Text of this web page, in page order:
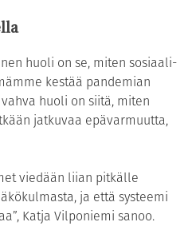
huoli on se, miten sosiaali-
kestää pandemian
huoli on siitä, miten
jatkuvaa epävarmuutta,
viedään liian pitkälle
ja että systeemi
Katja Vilponiemi sanoo.